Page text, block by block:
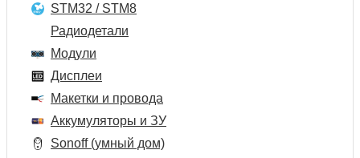
STM32 / STM8
Радиодетали
Модули
Дисплеи
Макетки и провода
Аккумуляторы и ЗУ
Sonoff (умный дом)